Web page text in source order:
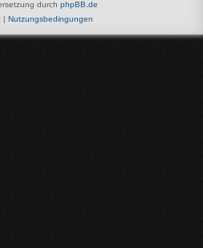
durch phpBB.de
| Nutzungsbedingungen